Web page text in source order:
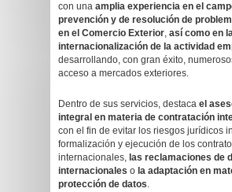
con una amplia experiencia en el
prevención y de resolución de
en el Comercio Exterior, así como en
internacionalización de la actividad
desarrollando, con gran éxito,
acceso a mercados exteriores.
Dentro de sus servicios, destaca el
integral en materia de contratación
con el fin de evitar los riesgos jurídicos
formalización y ejecución de los
internacionales, las reclamaciones de
internacionales o la adaptación en
protección de datos.